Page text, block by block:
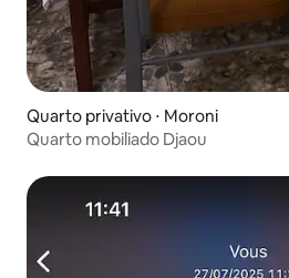
Quarto privativo ⋅ Moroni
Quarto mobiliado Djaou